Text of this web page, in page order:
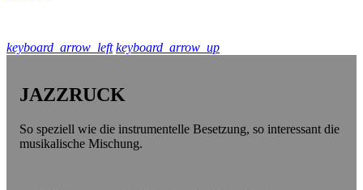
keyboard_arrow_left keyboard_arrow_up
JAZZRUCK
So speziell wie die instrumentelle Besetzung, so interessant die
musikalische Mischung.